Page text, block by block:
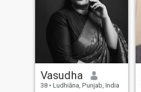
Vasudha
38 • Ludhiāna, Punjab, India